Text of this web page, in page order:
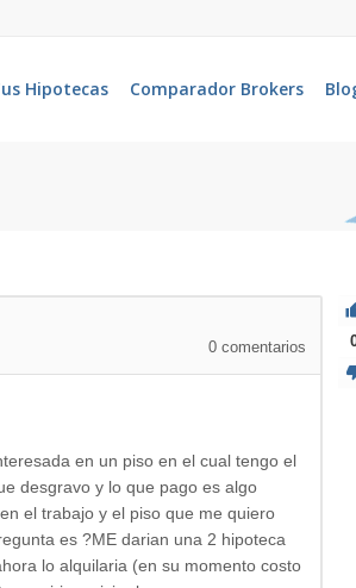
Hipotecas Comparador Brokers
0 comentarios
en un piso en el cual tengo el
desgravo y lo que pago es algo
el trabajo y el piso que me quiero
es ?ME darian una 2 hipoteca
lo alquilaria (en su momento costo